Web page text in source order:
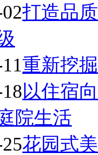
打造品
重新挖
以住宿
院生活
花园式